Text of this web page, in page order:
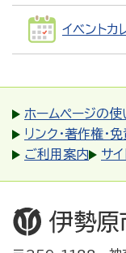
イベントカ
ホームページの使
リンク・著作権・
ご利用案内
サ